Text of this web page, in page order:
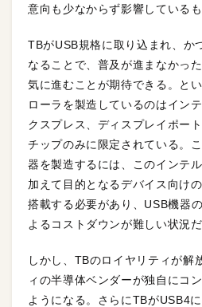
意向も少なからず影響している
TBがUSB規格に取り込まれ、か
なることで、普及が進まなかっ
気に進むことが期待できる。と
ローラを製造しているのはイン
クスプレス、ディスプレイポー
チップのみに限定されている。
器を製造するには、このインテ
加えて目的となるデバイス向け
搭載する必要があり、USB機器
よるコストダウンが難しい状況だ
しかし、TBのロイヤリティが解
ィの半導体ベンダーが独自にコ
ようになる。さらにTBがUSB4